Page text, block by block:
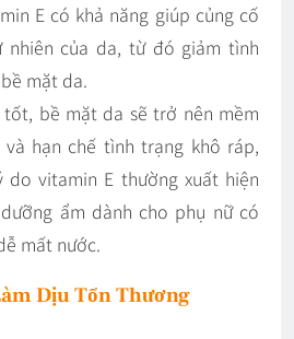
E có khả năng giúp củng cố
của da, từ đó giảm tình
mặt da.
bề mặt da sẽ trở nên mềm
hạn chế tình trạng khô ráp,
vitamin E thường xuất hiện
ẩm dành cho phụ nữ có
mất nước.
Dịu Tổn Thương